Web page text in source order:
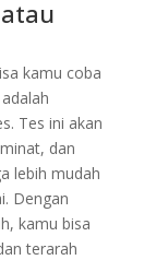
kamu coba
Tes ini akan
dan
lebih mudah
Dengan
kamu bisa
terarah